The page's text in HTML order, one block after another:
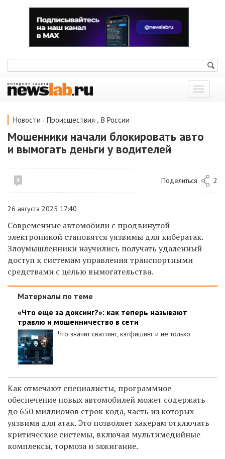
Показать
меню
Новости / Происшествия , В России
Мошенники начали блокировать авто
и вымогать деньги у водителей
9 Поделиться 2
26 августа 2025 17:40
Современные автомобили с продвинутой
электроникой становятся уязвимы для кибератак.
Злоумышленники научились получать удаленный
доступ к системам управления транспортными
средствами с целью вымогательства.
Материалы по теме
«Что еще за доксинг?»: как теперь называют
травлю и мошенничество в сети
Что значит сваттинг, кэтфишинг и не только
Как отмечают специалисты, программное
обеспечение новых автомобилей может содержать
до 650 миллионов строк кода, часть из которых
уязвима для атак. Это позволяет хакерам отключать
критические системы, включая мультимедийные
комплексы, тормоза и зажигание.